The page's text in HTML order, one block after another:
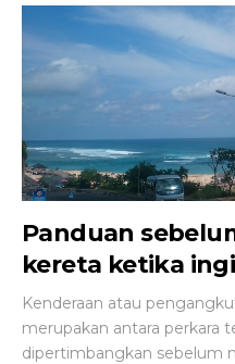
Panduan
kereta ketika
Kenderaan atau
merupakan antara perkara
dipertimbangkan sebelum